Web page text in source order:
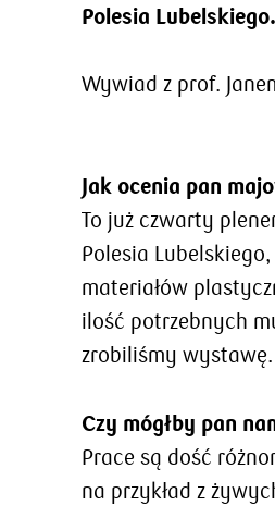
Polesia Lubelskiego.
Wywiad z prof.
Jak ocenia pan
To już czwarty
Polesia
materiałów
ilość potrzebnych
zrobiliśmy
Czy mógłby pan
Prace są dość
na przykład z